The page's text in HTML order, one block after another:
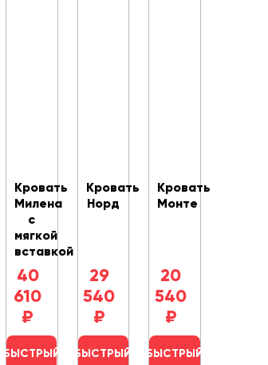
Кровать
Милена
с
мягкой
вставкой
40
610
₽
БЫСТРЫЙ
Кровать
Норд
29
540
₽
БЫСТРЫЙ
Кровать
Монте
20
540
₽
БЫСТРЫЙ